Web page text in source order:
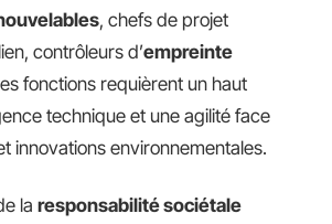
, chefs de projet
contrôleurs d’empreinte
fonctions requièrent un haut
technique et une agilité face
innovations environnementales.
la responsabilité sociétale